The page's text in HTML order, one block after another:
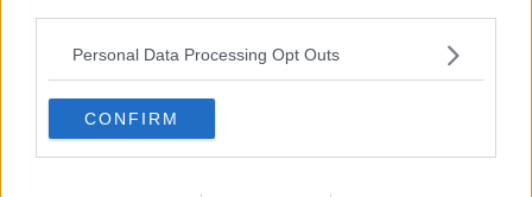
Personal Data Processing Opt Outs
CONFIRM
Se vuoi leggere le notizie principali della Toscana iscriviti alla
Newsletter QUInews - ToscanaMedia.Arriva gratis tutti i giorni
alle 20:00 direttamente nella tua casella di posta.
Basta cliccareQUI
Ti potrebbe interessare anche: